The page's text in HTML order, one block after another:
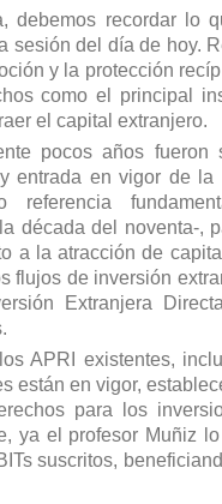
debemos recordar lo
sesión del día de hoy.
y la protección
como el principal
el capital extranjero.
pocos años fueron
entrada en vigor de la
referencia
década del noventa-,
a la atracción de
flujos de inversión
Extranjera
APRI existentes,
están en vigor,
para los
ya el profesor Muñiz
suscritos,